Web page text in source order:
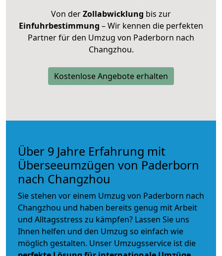
Von derZollabwicklung bis zur
Einfuhrbestimmung – Wir kennen die perfekten
Partner für den Umzug von Paderborn nach
Changzhou.
Kostenlose Angebote erhalten
Über 9 Jahre Erfahrung mit
Überseeumzügen von Paderborn
nach Changzhou
Sie stehen vor einem Umzug von Paderborn nach
Changzhou und haben bereits genug mit Arbeit
und Alltagsstress zu kämpfen? Lassen Sie uns
Ihnen helfen und den Umzug so einfach wie
möglich gestalten. Unser Umzugsservice ist die